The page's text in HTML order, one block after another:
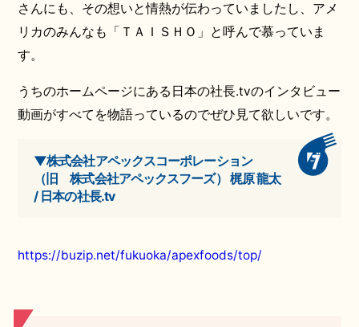
さんにも、その想いと情熱が伝わっていましたし、アメ
リカのみんなも「ＴＡＩＳＨＯ」と呼んで慕っていま
す。
うちのホームページにある日本の社長.tvのインタビュー
動画がすべてを物語っているのでぜひ見て欲しいです。
▼株式会社アペックスコーポレーション
（旧 株式会社アペックスフーズ） 梶原 龍太
/ 日本の社長.tv
https://buzip.net/fukuoka/apexfoods/top/